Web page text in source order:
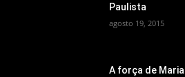
Paulista
agosto 19, 2015
A força de Maria